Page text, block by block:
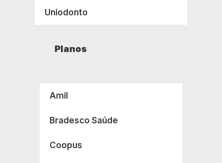
Uniodonto
Planos
Amil
Bradesco Saúde
Coopus